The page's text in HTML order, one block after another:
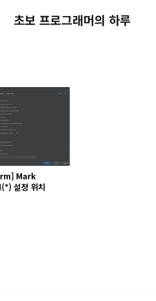
초보 프로그래머의 하루
Mark
설정 위치